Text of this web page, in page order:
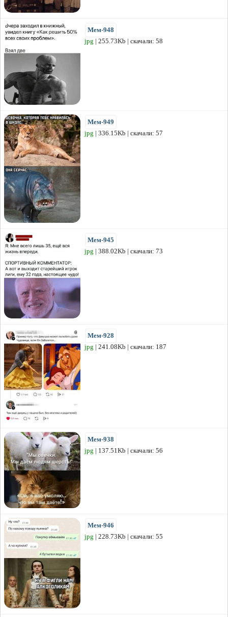
Мем-948
jpg | 255.73Kb | скачали: 58
Мем-949
jpg | 336.15Kb | скачали: 57
Мем-945
jpg | 388.02Kb | скачали: 73
Мем-928
jpg | 241.08Kb | скачали: 187
Мем-938
jpg | 137.51Kb | скачали: 56
Мем-946
jpg | 228.73Kb | скачали: 55